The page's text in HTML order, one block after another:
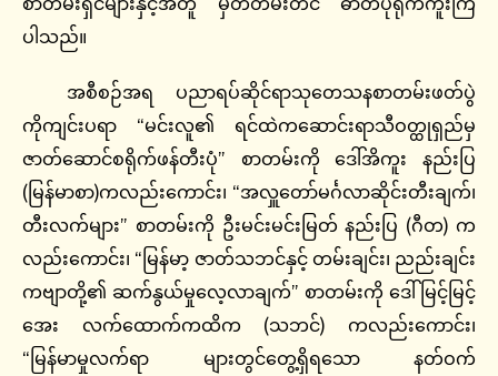
ပါသည်။
အစီစဉ်အရ ပညာရပ်ဆိုင်ရာသုတေသနစာတမ်းဖတ်ပွဲ
ကိုကျင်းပရာ “မင်းလူ၏ ရင်ထဲကဆောင်းရာသီဝတ္ထုရှည်မှ
ဇာတ်ဆောင်စရိုက်ဖန်တီးပုံ” စာတမ်းကို ဒေါ်အိကူး နည်းပြ
(မြန်မာစာ)ကလည်းကောင်း၊ “အလှူတော်မင်္ဂလာဆိုင်းတီးချက်၊
တီးလက်များ” စာတမ်းကို ဦးမင်းမင်းမြတ် နည်းပြ (ဂီတ) က
လည်းကောင်း၊ “မြန်မာ့ ဇာတ်သဘင်နှင့် တမ်းချင်း၊ ညည်းချင်း
ကဗျာတို့၏ ဆက်နွယ်မှုလေ့လာချက်” စာတမ်းကို ဒေါ်မြင့်မြင့်
အေး လက်ထောက်ကထိက (သဘင်) ကလည်းကောင်း၊
“မြန်မာမှုလက်ရာ များတွင်တွေ့ရှိရသော နတ်ဝက်